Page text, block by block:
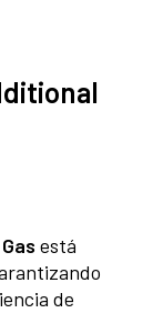
está
de